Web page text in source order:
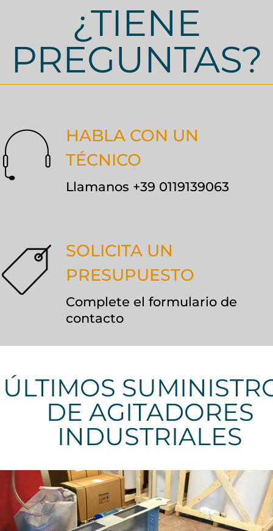
¿TIENE
PREGUNTAS?
HABLA CON UN
TÉCNICO
Llamanos +39 0119139063
SOLICITA UN
PRESUPUESTO
Complete el formulario de
contacto
ÚLTIMOS
DE AGITADORES
INDUSTRIALES